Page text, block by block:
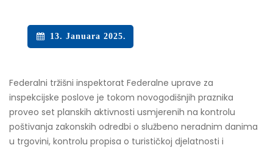
13. Januara 2025.
Federalni tržišni inspektorat Federalne uprave za
inspekcijske poslove je tokom novogodišnjih praznika
proveo set planskih aktivnosti usmjerenih na kontrolu
poštivanja zakonskih odredbi o službeno neradnim danima
u trgovini, kontrolu propisa o turističkoj djelatnosti i